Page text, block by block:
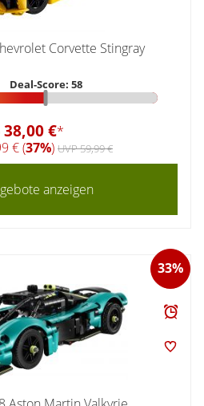
Corvette Stingray
Deal-Score: 58
38,00 €*
€ (37%) UVP 59,99 €
anzeigen
33%